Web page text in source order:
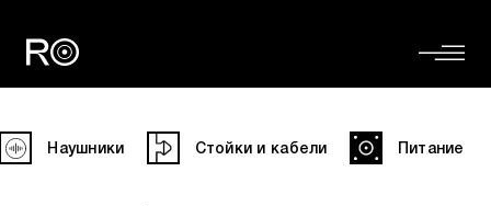
Наушники Стойки и кабели Питание